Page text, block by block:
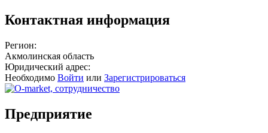
Контактная информация
Регион:
Акмолинская область
Юридический адрес:
Необходимо Войти или Зарегистрироваться
Предприятие